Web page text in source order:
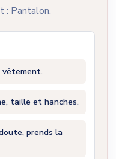
: Pantalon.
vêtement.
taille et hanches.
prends la